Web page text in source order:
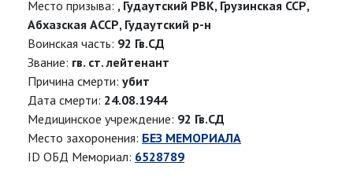
Место призыва: , Гудаутский РВК, Грузинская ССР,
Абхазская АССР, Гудаутский р-н
Воинская часть: 92 Гв.СД
Звание: гв. ст. лейтенант
Причина смерти: убит
Дата смерти: 24.08.1944
Медицинское учреждение: 92 Гв.СД
Место захоронения: БЕЗ МЕМОРИАЛА
ID ОБД Мемориал: 6528789